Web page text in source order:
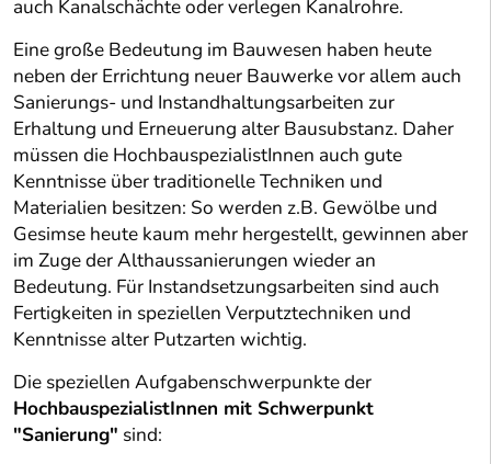
auch Kanalschächte oder verlegen Kanalrohre.
Eine große Bedeutung im Bauwesen haben heute
neben der Errichtung neuer Bauwerke vor allem auch
Sanierungs- und Instandhaltungsarbeiten zur
Erhaltung und Erneuerung alter Bausubstanz. Daher
müssen die HochbauspezialistInnen auch gute
Kenntnisse über traditionelle Techniken und
Materialien besitzen: So werden z.B. Gewölbe und
Gesimse heute kaum mehr hergestellt, gewinnen aber
im Zuge der Althaussanierungen wieder an
Bedeutung. Für Instandsetzungsarbeiten sind auch
Fertigkeiten in speziellen Verputztechniken und
Kenntnisse alter Putzarten wichtig.
Die speziellen Aufgabenschwerpunkte der
HochbauspezialistInnen mit Schwerpunkt
"Sanierung" sind: